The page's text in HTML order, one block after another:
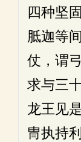
四种坚
胝迦等
仗，谓
求与三
龙王见
冑执持